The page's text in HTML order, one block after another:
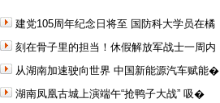
建党105周年纪念日将至 国防科大学员在橘
刻在骨子里的担当！休假解放军战士一周内
从湖南加速驶向世界 中国新能源汽车赋能�
湖南凤凰古城上演端午“抢鸭子大战” 吸�